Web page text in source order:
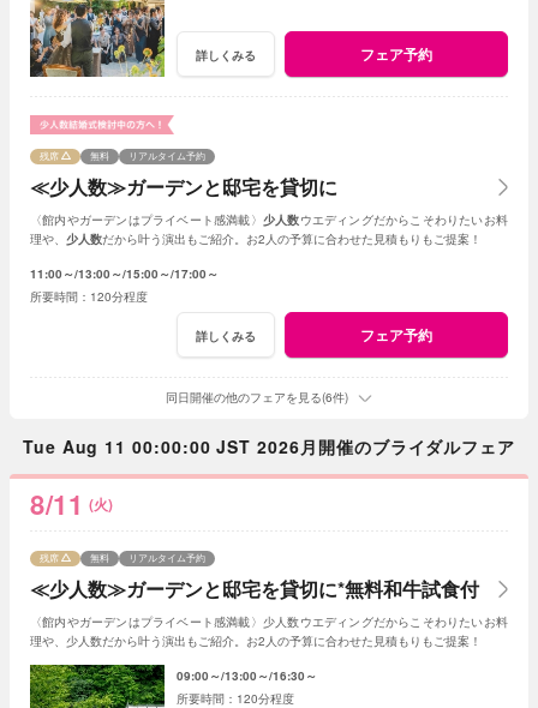
詳しくみる フェア予約
≪少人数≫ガーデンと邸宅を貸切に
残席 無料 リアルタイム予約
〈館内やガーデンはプライベート感満載〉 少人数ウエディングだからこそわりたいお料
理や、 少人数だから叶う演出もご紹介。お2人の予算に合わせた見積もりもご提案！
11:00～ 13:00～ 15:00～ 17:00～
120分程度
詳しくみる フェア予約
同日開催の他のフェアを見る(6件)
Tue Aug 11 00:00:00 JST 2026月開催のブライダルフェア
8/11 (火)
≪少人数≫ガーデンと邸宅を貸切に*無料和牛試食付
残席 無料 リアルタイム予約
〈館内やガーデンはプライベート感満載〉少人数ウエディングだからこそわりたいお料
理や、少人数だから叶う演出もご紹介。お2人の予算に合わせた見積もりもご提案！
09:00～ 13:00～ 16:30～
120分程度